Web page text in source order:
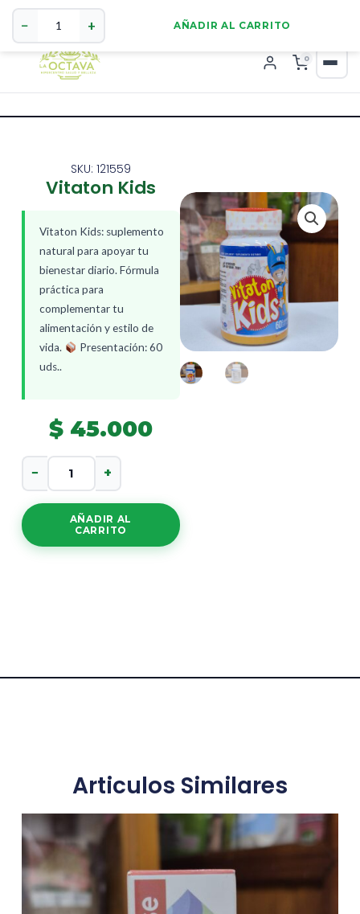
0
SKU: 121559
Vitaton Kids
Vitaton Kids: suplemento
natural para apoyar tu
bienestar diario. Fórmula
práctica para
complementar tu
alimentación y estilo de
vida.
Presentación: 60
uds..
$45.000
Vitaton
cantidad
− +
AÑADIR AL
CARRITO
Articulos Similares
Vitaton
Kids
cantidad
− + AÑADIR AL CARRITO